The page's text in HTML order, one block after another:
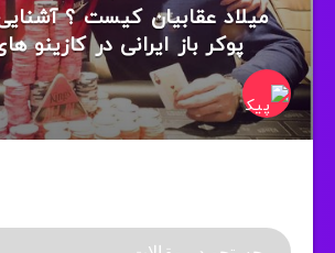
میلاد عقابیان کیست ؟
پوکر باز ایرانی در کازینو